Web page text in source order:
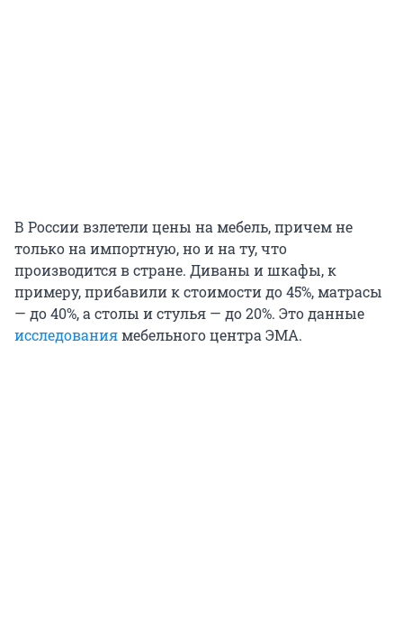
В России взлетели цены на мебель, причем не
только на импортную, но и на ту, что
производится в стране. Диваны и шкафы, к
примеру, прибавили к стоимости до 45%, матрасы
— до 40%, а столы и стулья — до 20%. Это данные
исследованиямебельного центра ЭМА.